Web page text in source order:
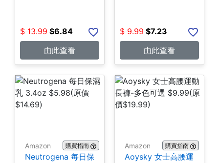
$ 13.99 $6.84
由此查看
$ 9.99 $7.23
由此查看
Amazon 購買指南
Neutrogena 每日保
Amazon 購買指南
Aoysky 女士高腰運